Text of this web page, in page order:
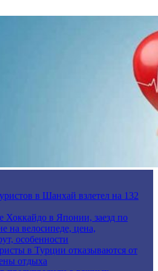
в Шанхай взлетел на 132
Хоккайдо в Японии, заезд по
на велосипеде, цена,
особенности
в Турции отказываются от
отдыха